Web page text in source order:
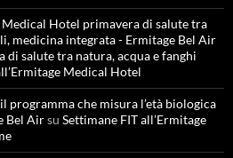
Medical Hotel primavera di salute tra
medicina integrata - Ermitage Bel Air
di salute tra natura, acqua e fanghi
Medical Hotel
programma che misura l’età biologica
Bel Airsu Settimane FIT all’Ermitage